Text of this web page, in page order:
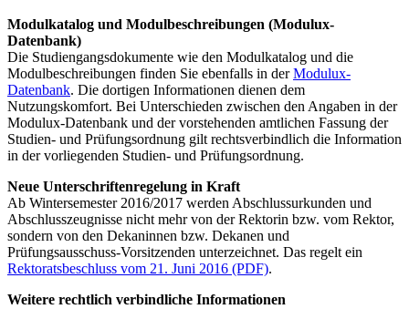
Modulkatalog und Modulbeschreibungen (Modulux-
Datenbank)
Die Studiengangsdokumente wie den Modulkatalog und die
Modulbeschreibungen finden Sie ebenfalls in derModulux-
Datenbank. Die dortigen Informationen dienen dem
Nutzungskomfort. Bei Unterschieden zwischen den Angaben in der
Modulux-Datenbank und der vorstehenden amtlichen Fassung der
Studien- und Prüfungsordnung gilt rechtsverbindlich die Information
in der vorliegenden Studien- und Prüfungsordnung.
Neue Unterschriftenregelung in Kraft
Ab Wintersemester 2016/2017 werden Abschlussurkunden und
Abschlusszeugnisse nicht mehr von der Rektorin bzw. vom Rektor,
sondern von den Dekaninnen bzw. Dekanen und
Prüfungsausschuss-Vorsitzenden unterzeichnet. Das regelt ein
Rektoratsbeschluss vom 21. Juni 2016 (PDF).
Weitere rechtlich verbindliche Informationen